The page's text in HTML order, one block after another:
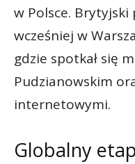
w Polsce. Brytyjski
wcześniej w
gdzie spotkał się
Pudzianowskim
internetowymi.
Globalny